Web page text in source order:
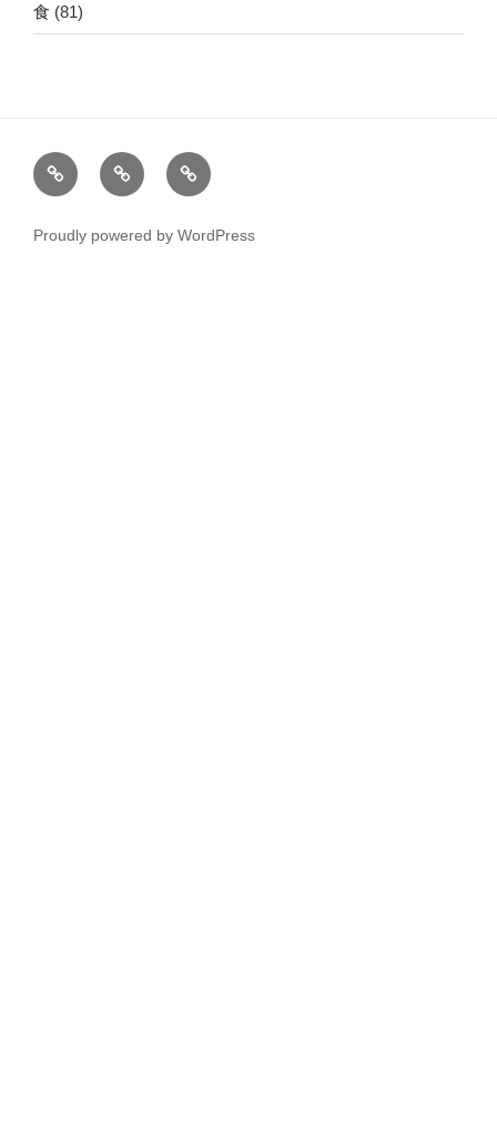
食 (81)
ホ
ー
運
営
こ
の
Proudly powered by WordPress